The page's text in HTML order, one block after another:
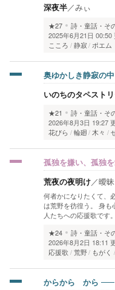
深夜半／みぃ
★27 詩・童話・そ
2025年6月21日 00:50
こころ
静寂 ポエム
奥ゆかしき静寂の中
いのちのタペスト
★21 詩・童話・そ
2026年8月3日 19:27
花びら
輪廻 木々
孤独を嫌い、孤独
荒夜の夜明け／曖昧
何者かになりたくて、
は荒野を彷徨う。 身
人たちへの応援歌です。
★24
詩・童話・そ
2026年8月2日 18:11
応援歌
荒野 もがく
からから から